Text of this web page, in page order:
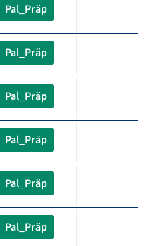
Pal_Präp
Pal_Präp
Pal_Präp
Pal_Präp
Pal_Präp
Pal_Präp